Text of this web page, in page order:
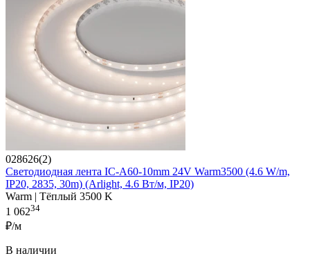
028626(2)
Светодиодная лента IC-A60-10mm 24V Warm3500 (4.6 W/m,
IP20, 2835, 30m) (Arlight, 4.6 Вт/м, IP20)
Warm | Тёплый 3500 K
1 06234
₽/м
В наличии